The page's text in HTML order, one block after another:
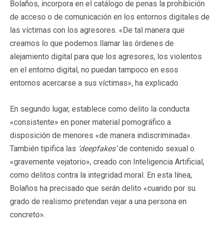
Bolaños, incorpora en el catálogo de penas la prohibición
de acceso o de comunicación en los entornos digitales de
las víctimas con los agresores. «De tal manera que
creamos lo que podemos llamar las órdenes de
alejamiento digital para que los agresores, los violentos
en el entorno digital, no puedan tampoco en esos
entornos acercarse a sus víctimas», ha explicado.
En segundo lugar, establece como delito la conducta
«consistente» en poner material pornográfico a
disposición de menores «de manera indiscriminada».
También tipifica las ‘deepfakes’de contenido sexual o
«gravemente vejatorio», creado con Inteligencia Artificial,
como delitos contra la integridad moral. En esta línea,
Bolaños ha precisado que serán delito «cuando por su
grado de realismo pretendan vejar a una persona en
concreto».